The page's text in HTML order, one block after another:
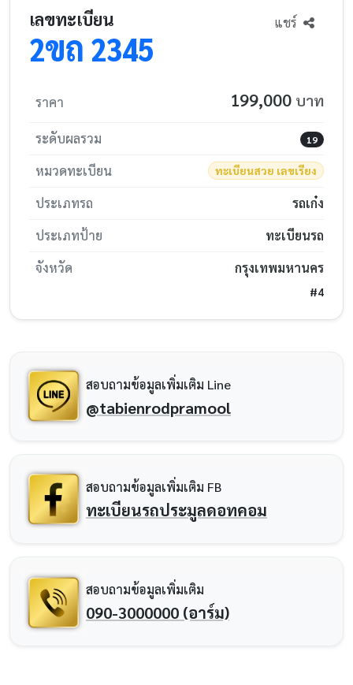
เลขทะเบียน
2ขถ 2345
แชร์
ราคา 199,000 บาท
ระดับผลรวม 19
หมวดทะเบียน ทะเบียนสวย เลขเรียง
ประเภทรถ
รถเก๋ง
ประเภทป้าย
ทะเบียนรถ
จังหวัด
กรุงเทพมหานคร
#4
สอบถามข้อมูลเพิ่มเติม Line
@tabienrodpramool
สอบถามข้อมูลเพิ่มเติม FB
ทะเบียนรถประมูลดอทคอม
สอบถามข้อมูลเพิ่มเติม
090-3000000 (อาร์ม)